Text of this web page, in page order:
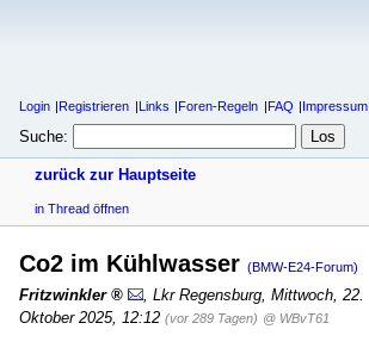
Login Registrieren Links Foren-Regeln FAQ Impressum
Suche:
zurück zur Hauptseite
in Thread öffnen
Co2 im Kühlwasser (BMW-E24-Forum)
Fritzwinkler Lkr Regensburg Mittwoch, 22.
Oktober 2025, 12:12 (vor 289 Tagen) @ WBvT61